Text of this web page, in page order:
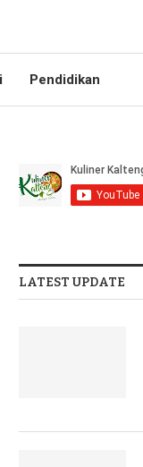
Pendidikan
LATEST UPDATE